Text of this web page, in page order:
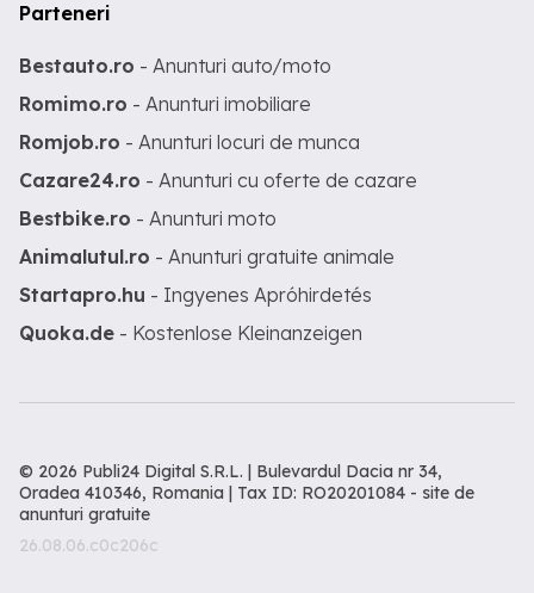
Parteneri
Bestauto.ro - Anunturi auto/moto
Romimo.ro - Anunturi imobiliare
Romjob.ro - Anunturi locuri de munca
Cazare24.ro - Anunturi cu oferte de cazare
Bestbike.ro - Anunturi moto
Animalutul.ro - Anunturi gratuite animale
Startapro.hu - Ingyenes Apróhirdetés
Quoka.de - Kostenlose Kleinanzeigen
© 2026 Publi24 Digital S.R.L. | Bulevardul Dacia nr 34,
Oradea 410346, Romania | Tax ID: RO20201084 - site de
anunturi gratuite
26.08.06.c0c206c